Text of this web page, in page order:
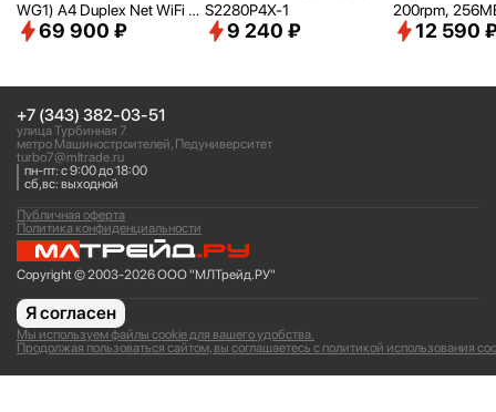
WG1) A4 Duplex Net WiFi се
рый69 900 ₽
S2280P4X-1
9 240 ₽
200rpm,
e, SMR,
12 590
+7 (343) 382-03-51
улица Турбинная 7
метро Машиностроителей, Педуниверситет
turbo7@mltrade.ru
пн-пт: с 9:00 до 18:00
сб,вс: выходной
Copyright © 2003-2026 ООО "МЛТрейд.РУ"
Политика конфиденциальности
Публичная оферта
Мы используем файлы cookie для вашего удобства.
Продолжая пользоваться сайтом, вы соглашаетесь с политикой использования
Я согласен